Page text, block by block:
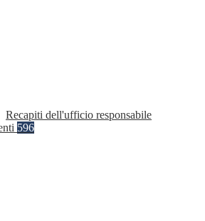
Recapiti dell'ufficio responsabile
596